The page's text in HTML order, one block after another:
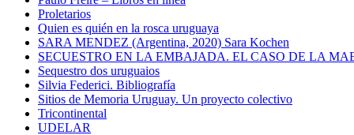
Proletarios
Quien es quién en la rosca uruguaya
SARA MENDEZ (Argentina, 2020) Sara Kochen
SECUESTRO EN LA EMBAJADA. EL CASO DE LA
Sequestro dos uruguaios
Silvia Federici. Bibliografía
Sitios de Memoria Uruguay. Un proyecto colectivo
Tricontinental
UDELAR